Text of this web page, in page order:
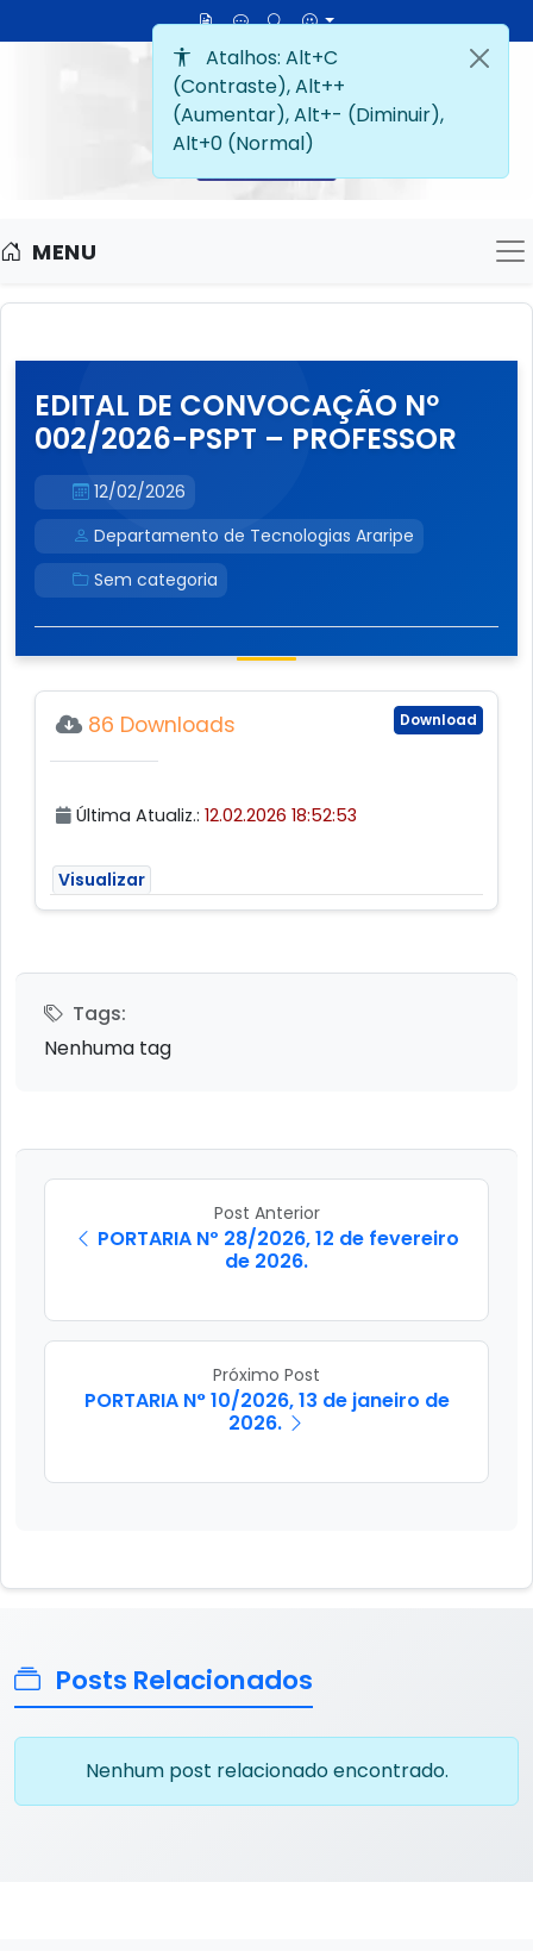
MENU
EDITAL DE CONVOCAÇÃO Nº
002/2026-PSPT – PROFESSOR
12/02/2026
Departamento de Tecnologias Araripe
Sem categoria
Download
86 Downloads
Última Atualiz.: 12.02.2026 18:52:53
Visualizar
Tags:
Nenhuma tag
Post Anterior
PORTARIA Nº 28/2026, 12 de fevereiro
de 2026.
Próximo Post
PORTARIA N° 10/2026, 13 de janeiro de
2026.
Posts Relacionados
Nenhum post relacionado encontrado.